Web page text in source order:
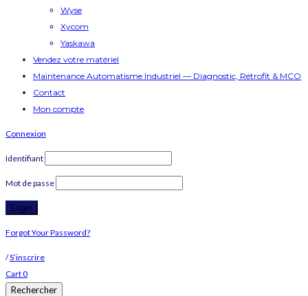
Wyse
Xycom
Yaskawa
Vendez votre matériel
Maintenance Automatisme Industriel — Diagnostic, Rétrofit & MCO
Contact
Mon compte
Connexion
Identifiant
Mot de passe
Forgot Your Password?
/S’inscrire
Cart0
Rechercher